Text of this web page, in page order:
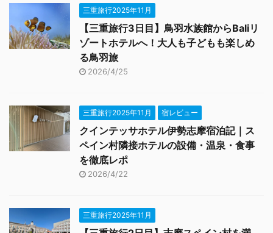
三重旅行2025年11月
【三重旅行3日目】鳥羽水族館からBaliリ
ゾートホテルへ！大人も子どもも楽しめ
る鳥羽旅
2026/4/25
三重旅行2025年11月 宿レビュー
クインテッサホテル伊勢志摩宿泊記｜ス
ペイン村隣接ホテルの設備・温泉・食事
を徹底レポ
2026/4/22
三重旅行2025年11月